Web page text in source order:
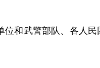
和武警部队、各人民